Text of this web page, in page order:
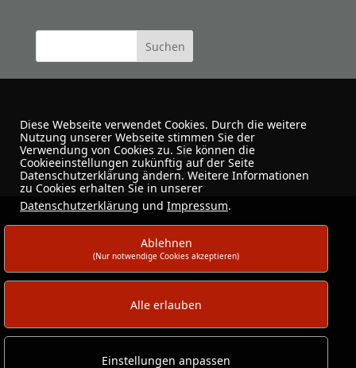
Urban Sketchers Dortmund
Diese Webseite verwendet Cookies. Durch die weitere
Nutzung unserer Webseite stimmen Sie der
Verwendung von Cookies zu. Sie können die
Cookieeinstellungen zukünftig auf der Seite
Datenschutzerklärung ändern. Weitere Informationen
zu Cookies erhalten Sie in unserer
Datenschutzerklärung und Impressum.
Ablehnen
(Nur notwendige Cookies akzeptieren)
Alle erlauben
Einstellungen anpassen